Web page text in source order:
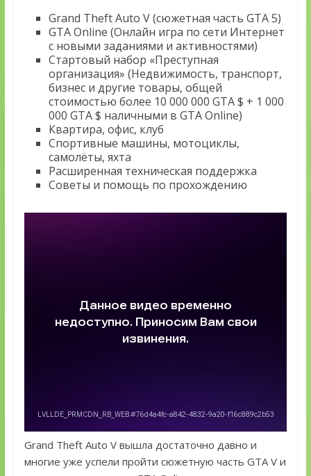
Grand Theft Auto V (сюжетная часть GTA 5)
GTA Online (Онлайн игра по сети Интернет
с новыми заданиями и активностями)
Стартовый набор «Преступная
организация» (Недвижимость, транспорт,
бизнес и другие товары, общей
стоимостью более 10 000 000 GTA $ + 1 000
000 GTA $ наличными в GTA Online)
Квартира, офис, клуб
Спортивные машины, мотоциклы,
самолёты, яхта
Расширенная техническая поддержка
Советы и помощь по прохождению
Grand Theft Auto V вышла достаточно давно и
многие уже успели пройти сюжетную часть GTA V и